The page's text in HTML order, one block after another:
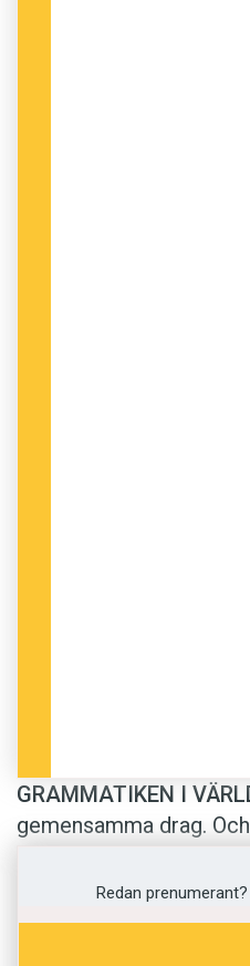
GRAMMATIKEN I
gemensamma drag.
forskare en ny idé: ur
grundläggande vana
Redan prenumerant?